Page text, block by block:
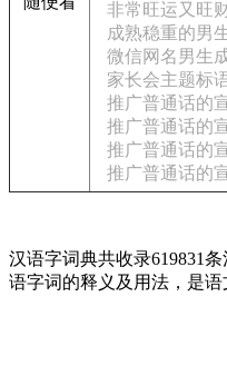
非常旺运又旺
成熟稳重的男
微信网名男生
家长会主题标
推广普通话的
推广普通话的
推广普通话的
推广普通话的
汉语字词典共收录619831
语字词的释义及用法，是语